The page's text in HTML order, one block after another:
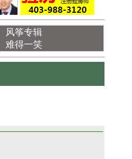
风筝专辑
难得一笑